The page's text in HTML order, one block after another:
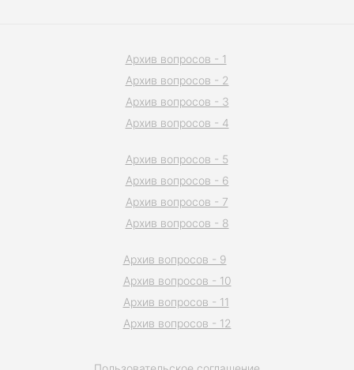
Архив вопросов - 1
Архив вопросов - 2
Архив вопросов - 3
Архив вопросов - 4
Архив вопросов - 5
Архив вопросов - 6
Архив вопросов - 7
Архив вопросов - 8
Архив вопросов - 9
Архив вопросов - 10
Архив вопросов - 11
Архив вопросов - 12